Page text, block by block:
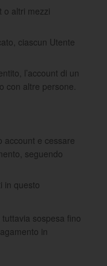
o altri mezzi
ciascun Utente
l’account di un
con altre persone.
account e cessare
seguendo
in questo
sospesa fino
in